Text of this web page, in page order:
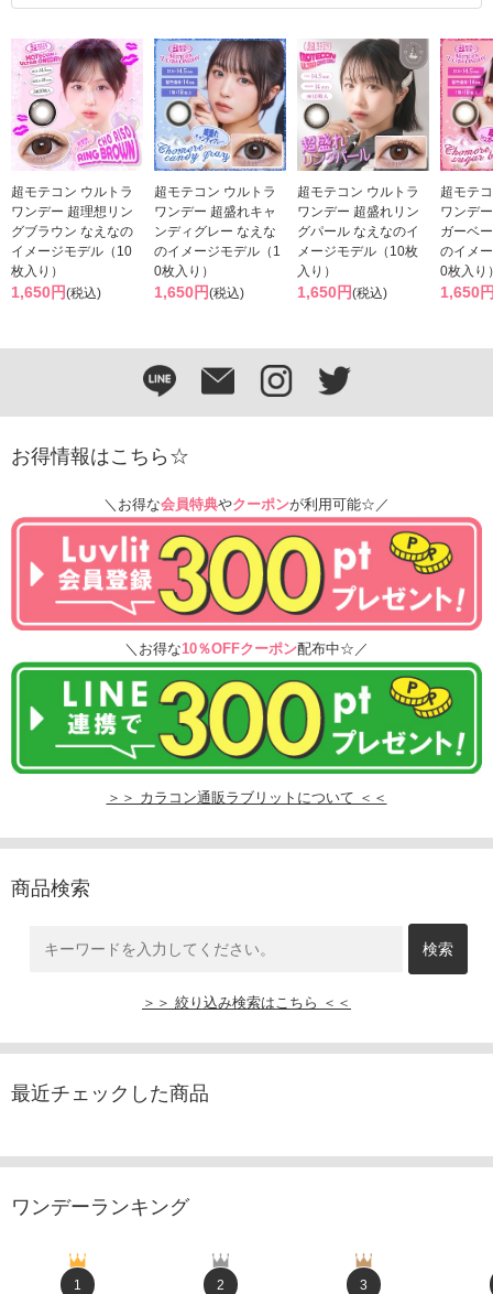
超モテコン ウルトラ
ワンデー 超理想リン
グブラウン なえなの
イメージモデル（10
枚入り）
1,650円(税込)
超モテコン ウルトラ
ワンデー 超盛れキャ
ンディグレー なえな
のイメージモデル（1
0枚入り）
1,650円(税込)
超モテコン ウルトラ
ワンデー 超盛れリン
グパール なえなのイ
メージモデル（10枚
入り）
1,650円(税込)
超モテ
ワンデ
ガーベ
のイメ
0枚入り
1,650
お得情報はこちら☆
＼お得な会員特典やクーポンが利用可能☆／
＼お得な10％OFFクーポン配布中☆／
＞＞ カラコン通販ラブリットについて ＜＜
商品検索
＞＞ 絞り込み検索はこちら ＜＜
最近チェックした商品
ワンデーランキング
1 2 3